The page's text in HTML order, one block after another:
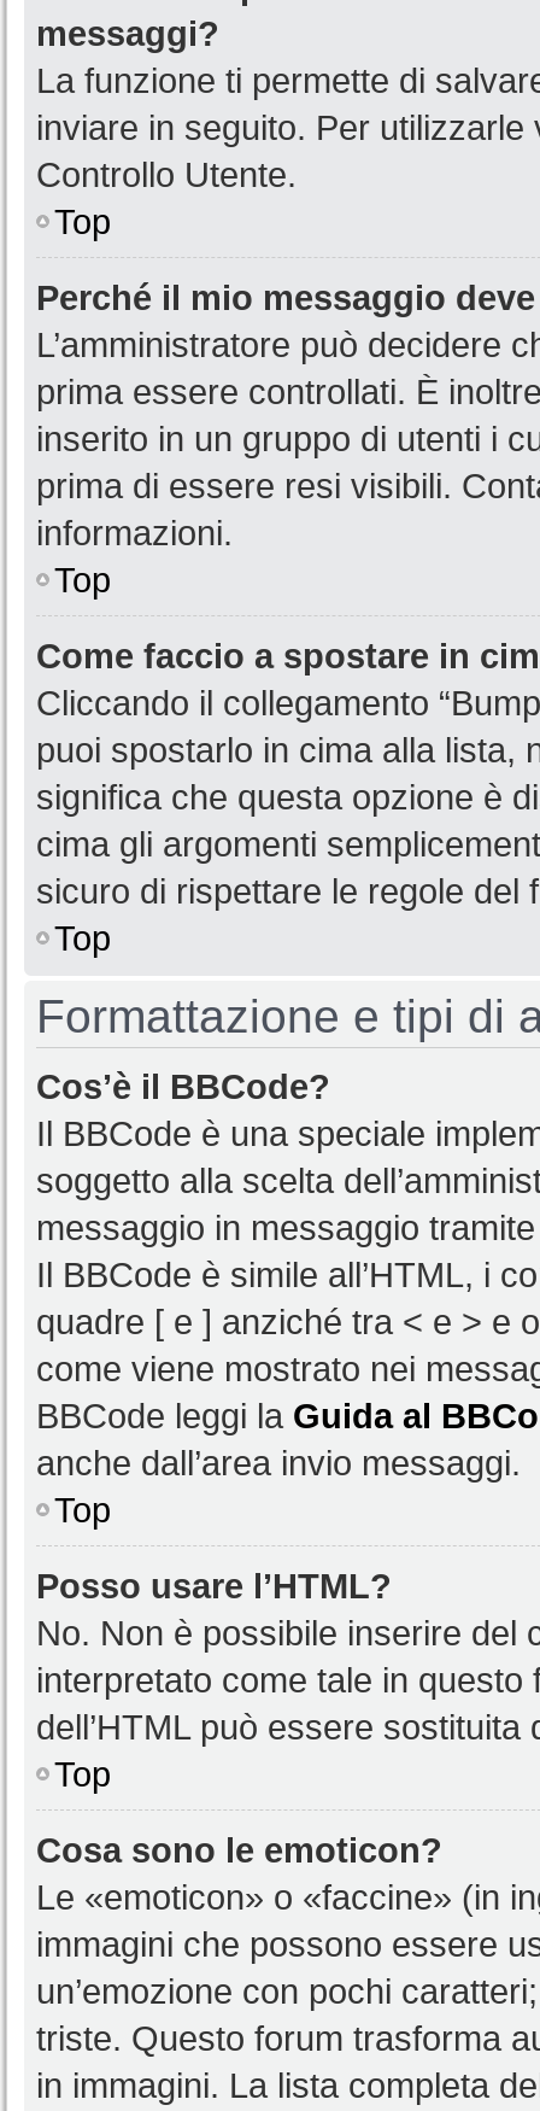
messaggi?
La funzione ti permette di
inviare in seguito. Per utilizzarle
Controllo Utente.
Top
Perché il mio messaggio
L’amministratore può decidere
prima essere controllati. È
inserito in un gruppo di utenti i
prima di essere resi visibili.
informazioni.
Top
Come faccio a spostare in
Cliccando il collegamento
puoi spostarlo in cima alla lista,
significa che questa opzione è
cima gli argomenti
sicuro di rispettare le regole del
Top
Formattazione e tipi di
Cos’è il BBCode?
Il BBCode è una speciale
soggetto alla scelta
messaggio in messaggio
Il BBCode è simile all’HTML, i
quadre [ e ] anziché tra < e > e
come viene mostrato nei
BBCode leggi la Guida al
anche dall’area invio messaggi.
Top
Posso usare l’HTML?
No. Non è possibile inserire del
interpretato come tale in
dell’HTML può essere sostituita
Top
Cosa sono le emoticon?
Le «emoticon» o «faccine» (in
immagini che possono essere
un’emozione con pochi
triste. Questo forum trasforma
in immagini. La lista completa